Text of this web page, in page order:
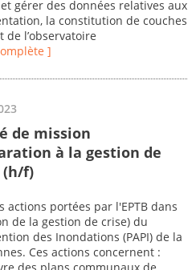
gérer des données relatives aux
la constitution de couches
de l’observatoire
]
de mission
à la gestion de
f)
portées par l'EPTB dans
de la gestion de crise) du
des Inondations (PAPI) de la
Ces actions concernent :